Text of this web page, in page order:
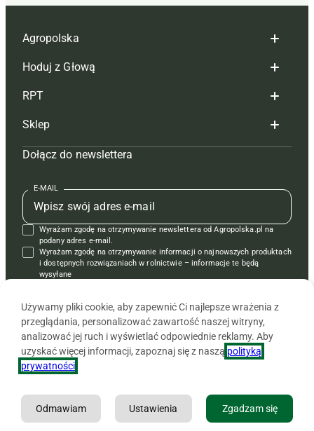
Agropolska
Redakcja
Reklama
Tagi
Mapa serwisu
Kontakt
Regulamin
Polityka prywatności
Hoduj z Głową
Hoduj z głową bydło
Hoduj z głową świnie
Prenumerata
Redakcja
Kontakt
Reklama
RPT
Redakcja
Prenumerata
Reklama
Kontakt
Krzyżówki
Sklep
Czasopisma i prenumerata
Książki
Regulamin
Dołącz do newslettera
E-MAIL
Wyrażam zgodę na otrzymywanie newslettera od Agropolska.pl na
podany adres e-mail.
Wyrażam zgodę na otrzymywanie informacji o najnowszych produktach
i dostępnych rozwiązaniach w rolnictwie – informacje te będą
wysyłane
Copyright © 2026 Agencja Promocji Rolnictwa i Agrobiznesu APRA
Używamy pliki cookie, aby zapewnić Ci najlepsze wrażenia z
przeglądania, personalizować zawartość naszej witryny,
analizować jej ruch i wyświetlać odpowiednie reklamy. Aby
uzyskać więcej informacji, zapoznaj się z naszą polityką
prywatności
Zgadzam się
Ustawienia
Odmawiam